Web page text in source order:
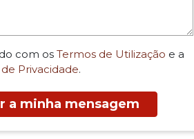
com os Termos de Utilização e a
Privacidade.
a minha mensagem